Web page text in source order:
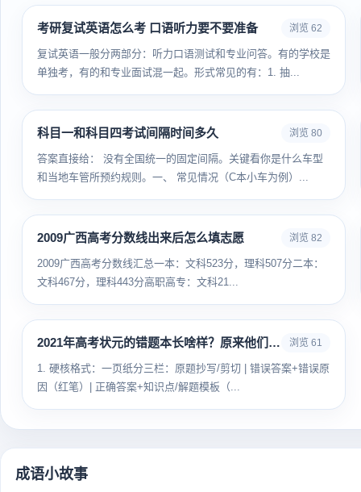
考研复试英语怎么考 口语听力要不要准备 浏览 62
复试英语一般分两部分：听力口语测试和专业问答。有的学校是
单独考，有的和专业面试混一起。形式常见的有：1. 抽...
科目一和科目四考试间隔时间多久 浏览 80
答案直接给： 没有全国统一的固定间隔。关键看你是什么车型
和当地车管所预约规则。一、 常见情况（C本小车为例）...
2009广西高考分数线出来后怎么填志愿 浏览 82
2009广西高考分数线汇总一本：文科523分，理科507分二本：
文科467分，理科443分高职高专：文科21...
2021年高考状元的错题本长啥样？原来他们这样整理错题 浏览 61
1. 硬核格式：一页纸分三栏：原题抄写/剪切 | 错误答案+错误原
因（红笔）| 正确答案+知识点/解题模板（...
成语小故事